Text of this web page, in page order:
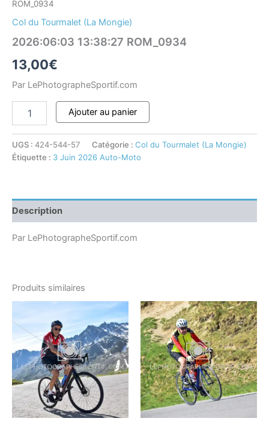
ROM_0934
Col du Tourmalet (La Mongie)
2026:06:03 13:38:27 ROM_0934
13,00€
Par LePhotographeSportif.com
Ajouter au panier
UGS : 424-544-57 Catégorie : Col du Tourmalet (La Mongie)
Étiquette : 3 Juin 2026 Auto-Moto
Description
Par LePhotographeSportif.com
Produits similaires